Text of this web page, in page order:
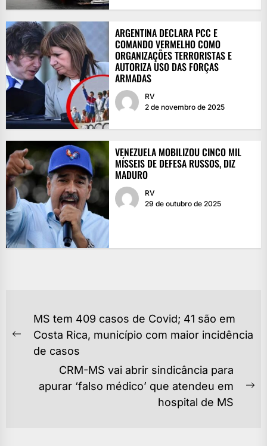
ARGENTINA DECLARA PCC E
COMANDO VERMELHO COMO
ORGANIZAÇÕES TERRORISTAS E
AUTORIZA USO DAS FORÇAS
ARMADAS
RV
2 de novembro de 2025
VENEZUELA MOBILIZOU CINCO MIL
MÍSSEIS DE DEFESA RUSSOS, DIZ
MADURO
RV
29 de outubro de 2025
NAVEGAÇÃO
DE
POST
Previous
post:
MS tem 409 casos de Covid; 41 são em
Costa Rica, município com maior incidência
de casos
CRM-MS vai abrir sindicância para
apurar ‘falso médico’ que atendeu em
hospital de MS